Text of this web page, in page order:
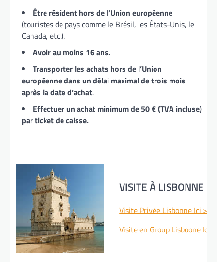
Être résident hors de l’Union européenne
(touristes de pays comme le Brésil, les États-Unis, le
Canada, etc.).
Avoir au moins 16 ans.
Transporter les achats hors de l’Union
européenne dans un délai maximal de trois mois
après la date d’achat.
Effectuer un achat minimum de 50 € (TVA incluse)
par ticket de caisse.
VISITE À LISBONNE
Visite Privée Lisbonne Ici >>>
Visite en Group Lisboone Ici